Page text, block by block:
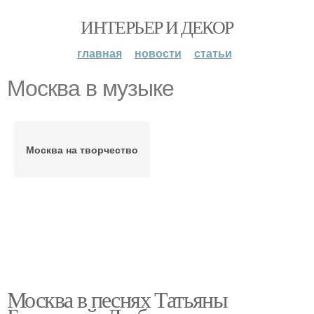
ИНТЕРЬЕР И ДЕКОР
главная новости статьи
Москва в музыке
Москва на творчество
Москва в песнях Татьяны